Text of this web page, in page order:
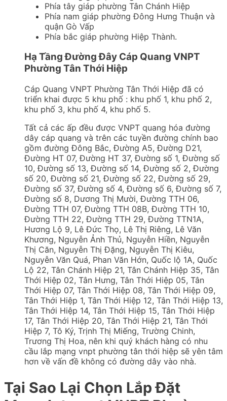
Phía tây giáp phường Tân Chánh Hiệp
Phía nam giáp phường Đông Hưng Thuận và
quận Gò Vấp
Phía bắc giáp phường Hiệp Thành.
Hạ Tầng Đường Đây Cáp Quang VNPT
Phường Tân Thới Hiệp
Cáp Quang VNPT Phường Tân Thới Hiệp đã có
triển khai được 5 khu phố : khu phố 1, khu phố 2,
khu phố 3, khu phố 4, khu phố 5.
Tất cả các ấp đều được VNPT quang hóa đường
dây cáp quang và trên các tuyền đường chính bao
gồm đường Đông Bắc, Đường A5, Đường D21,
Đường HT 07, Đường HT 37, Đường số 1, Đường số
10, Đường số 13, Đường số 14, Đường số 2, Đường
số 20, Đường số 21, Đường số 22, Đường số 29,
Đường số 37, Đường số 4, Đường số 6, Đường số 7,
Đường số 8, Dương Thị Mười, Đường TTH 06,
Đường TTH 07, Đường TTH 08B, Đường TTH 10,
Đường TTH 22, Đường TTH 29, Đường TTN1A,
Hương Lộ 9, Lê Đức Thọ, Lê Thị Riêng, Lê Văn
Khương, Nguyễn Ảnh Thủ, Nguyễn Hiền, Nguyễn
Thị Căn, Nguyễn Thị Đặng, Nguyễn Thị Kiêu,
Nguyễn Văn Quá, Phan Văn Hớn, Quốc lộ 1A, Quốc
Lộ 22, Tân Chánh Hiệp 21, Tân Chánh Hiệp 35, Tân
Thới Hiệp 02, Tân Hưng, Tân Thới Hiệp 05, Tân
Thới Hiệp 07, Tân Thới Hiệp 08, Tân Thới Hiệp 09,
Tân Thới Hiệp 1, Tân Thới Hiệp 12, Tân Thới Hiệp 13,
Tân Thới Hiệp 14, Tân Thới Hiệp 15, Tân Thới Hiệp
17, Tân Thới Hiệp 20, Tân Thới Hiệp 21, Tân Thới
Hiệp 7, Tô Ký, Trịnh Thị Miếng, Trường Chinh,
Trương Thị Hoa, nên khi quý khách hàng có nhu
cầu lắp mạng vnpt phường tân thới hiệp sẽ yên tâm
hơn về vấn đề không có đường dây vào nhà.
Tại Sao Lại Chọn Lắp Đặt